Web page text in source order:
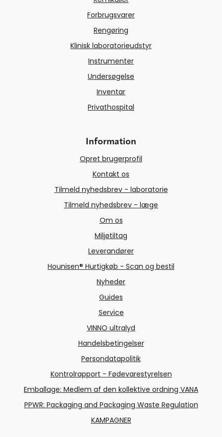
Forbrugsvarer
Rengøring
Klinisk laboratorieudstyr
Instrumenter
Undersøgelse
Inventar
Privathospital
Information
Opret brugerprofil
Kontakt os
Tilmeld nyhedsbrev - laboratorie
Tilmeld nyhedsbrev - læge
Om os
Miljøtiltag
Leverandører
Hounisen® Hurtigkøb - Scan og bestil
Nyheder
Guides
Service
VINNO ultralyd
Handelsbetingelser
Persondatapolitik
Kontrolrapport - Fødevarestyrelsen
Emballage: Medlem af den kollektive ordning VANA
PPWR: Packaging and Packaging Waste Regulation
KAMPAGNER